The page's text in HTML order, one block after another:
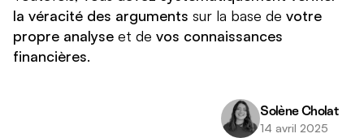
la véracité des arguments sur la base de votre
propre analyse et de vos connaissances
financières.
Solène Cholat
14 avril 2025